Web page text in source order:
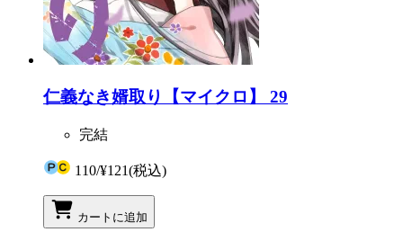
仁義なき婿取り【マイクロ】 29
完結
110/¥121(税込)
カートに追加